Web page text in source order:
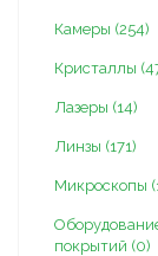
Камеры (254)
Кристаллы
Лазеры (14)
Линзы (171)
Микроскопы
покрытий (0)